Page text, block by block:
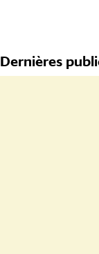
Dernières